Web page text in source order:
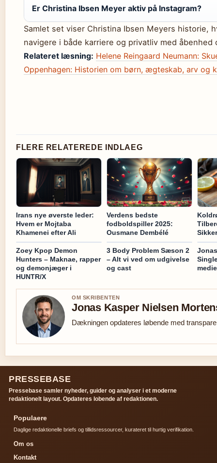
Er Christina Ibsen Meyer aktiv på Instagram?
Samlet set viser Christina Ibsen Meyers historie,
navigere i både karriere og privatliv med
Relateret læsning: Helene Reingaard Neumann:
Oppenhagen: Historien om børn, ægteskab, arv og
FLERE RELATEREDE INDLAEG
Irans nye øverste leder:
Hvem er Mojtaba
Khamenei efter Ali
Verdens bedste
fodboldspiller 2025:
Ousmane Dembélé
Zoey Kpop Demon
Hunters – Maknae, rapper
og demonjæger i
HUNTR/X
3 Body Problem Sæson 2
– Alt vi ved om udgivelse
og cast
OM SKRIBENTEN
Jonas Kasper Nielsen
Dækningen opdateres løbende med
PRESSEBASE
Pressebase samler nyheder, guider og analyser i et moderne
redaktionelt layout. Opdateres lobende af redaktionen.
Populaere
Daglige redaktionelle briefs og tillidsressourcer, kurateret til hurtig verifikation.
Om os
Kontakt